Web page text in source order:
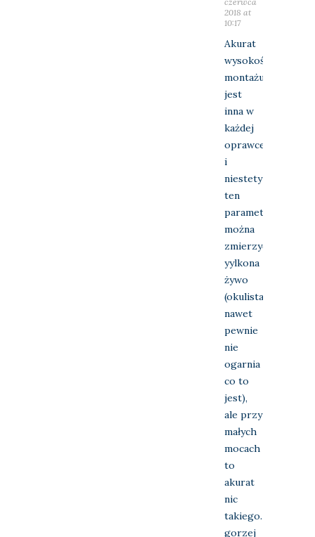
2018 at
10:17
Akurat
wysokość
montażu
jest
inna w
każdej
oprawce
i
niestety
ten
parametr
można
zmierzyć
yylkona
żywo
(okulista
nawet
pewnie
nie
ogarnia
co to
jest),
ale przy
małych
mocach
to
akurat
nic
takiego…
gorzej